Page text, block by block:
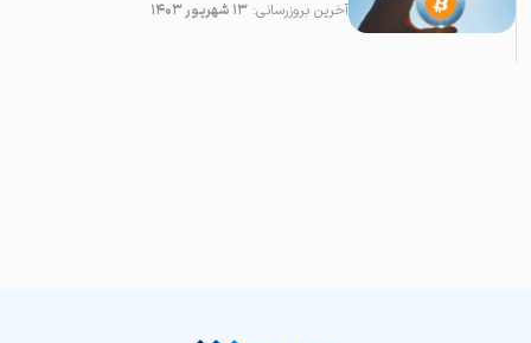
آخرین بروزرسانی:۱۳ شهریور ۱۴۰۳